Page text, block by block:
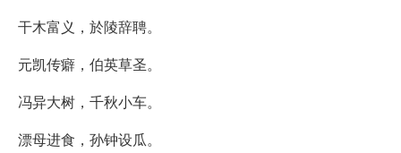
干木富义，於陵辞聘。
元凯传癖，伯英草圣。
冯异大树，千秋小车。
漂母进食，孙钟设瓜。